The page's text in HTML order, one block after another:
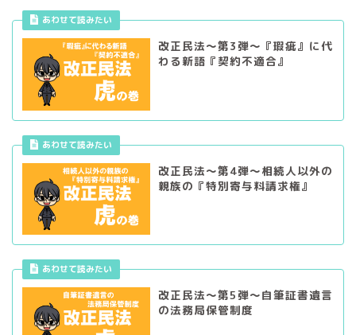
あわせて読みたい
改正民法～第3弾～『瑕疵』に代
わる新語『契約不適合』
あわせて読みたい
改正民法～第4弾～相続人以外の
親族の『特別寄与料請求権』
あわせて読みたい
改正民法～第5弾～自筆証書遺言
の法務局保管制度